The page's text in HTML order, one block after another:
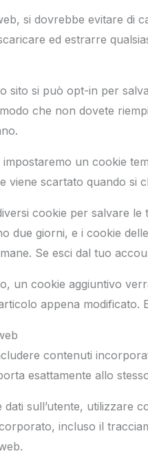
si dovrebbe evitare di
ed estrarre
sito si può opt-in per
che non dovete
un cookie
viene scartato quando si
cookie per salvare
due giorni, e i cookie
Se esci dal tuo
un cookie aggiuntivo
appena modificato.
contenuti
esattamente allo
sull’utente,
incluso il